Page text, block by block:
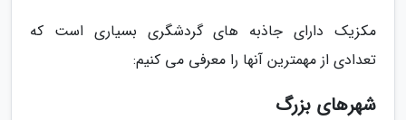
مکزیک دارای جاذبه های گردشگری بسیاری است که
تعدادی از مهمترین آنها را معرفی می کنیم:
شهرهای بزرگ